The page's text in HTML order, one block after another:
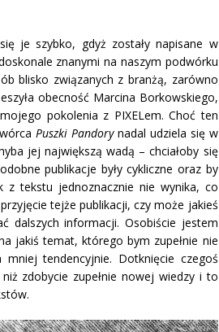
je szybko, gdyż zostały napisane w
znanymi na naszym podwórku
blisko związanych z branżą, zarówno
obecność Marcina Borkowskiego,
pokolenia z PIXELem. Choć ten
Puszki Pandory nadal udziela się w
jej największą wadą – chciałoby się
publikacje były cykliczne oraz by
z tekstu jednoznacznie nie wynika, co
tejże publikacji, czy może jakieś
dalszych informacji. Osobiście jestem
jakiś temat, którego bym zupełnie nie
mniej tendencyjnie. Dotknięcie czegoś
zdobycie zupełnie nowej wiedzy i to